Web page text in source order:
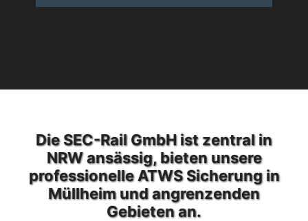
Die SEC-Rail GmbH ist zentral in
NRW ansässig, bieten unsere
professionelle ATWS Sicherung in
Müllheim und angrenzenden
Gebieten an.